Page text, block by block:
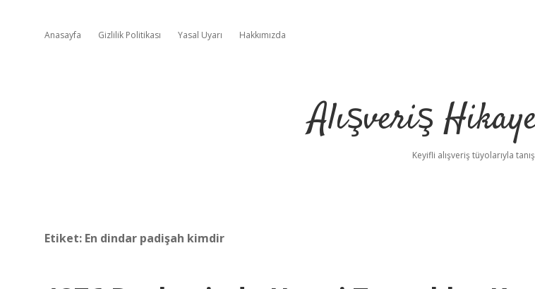
Anasayfa Gizlilik Politikası Yasal Uyarı Hakkımızda
Alışveriş
Keyifli alışveriş tüyolarıyla
Etiket: En dindar padişah kimdir